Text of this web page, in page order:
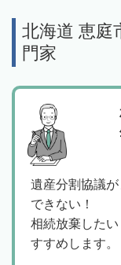
北海道 恵庭
門家
遺産分割協議
できない！
相続放棄した
すすめします。